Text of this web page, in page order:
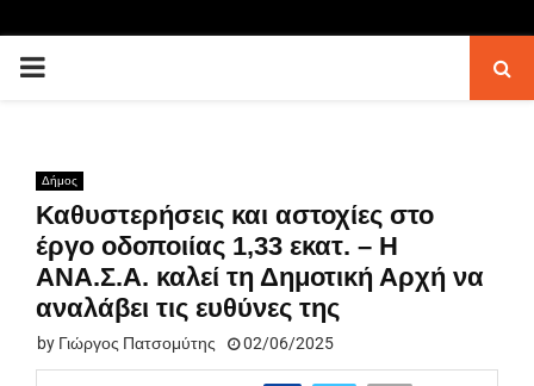
PRIMARY
Δήμος
Καθυστερήσεις και αστοχίες στο
έργο οδοποιίας 1,33 εκατ. – Η
ΑΝΑ.Σ.Α. καλεί τη Δημοτική Αρχή να
αναλάβει τις ευθύνες της
by Γιώργος Πατσομύτης 02/06/2025